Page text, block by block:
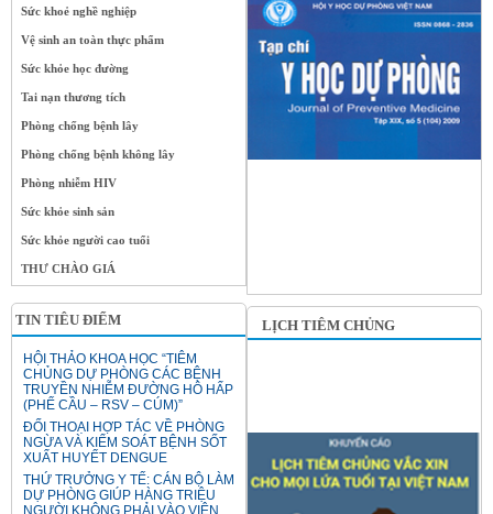
Sức khoẻ nghề nghiệp
Vệ sinh an toàn thực phẩm
Sức khỏe học đường
Tai nạn thương tích
Phòng chống bệnh lây
Phòng chống bệnh không lây
Phòng nhiễm HIV
Sức khỏe sinh sản
Sức khỏe người cao tuổi
THƯ CHÀO GIÁ
TIN TIÊU ĐIỂM
HỘI THẢO KHOA HỌC “TIÊM
CHỦNG DỰ PHÒNG CÁC BỆNH
TRUYỀN NHIỄM ĐƯỜNG HÔ HẤP
(PHẾ CẦU – RSV – CÚM)”
ĐỐI THOẠI HỢP TÁC VỀ PHÒNG
NGỪA VÀ KIỂM SOÁT BỆNH SỐT
XUẤT HUYẾT DENGUE
THỨ TRƯỞNG Y TẾ: CÁN BỘ LÀM
DỰ PHÒNG GIÚP HÀNG TRIỆU
LỊCH TIÊM CHỦNG